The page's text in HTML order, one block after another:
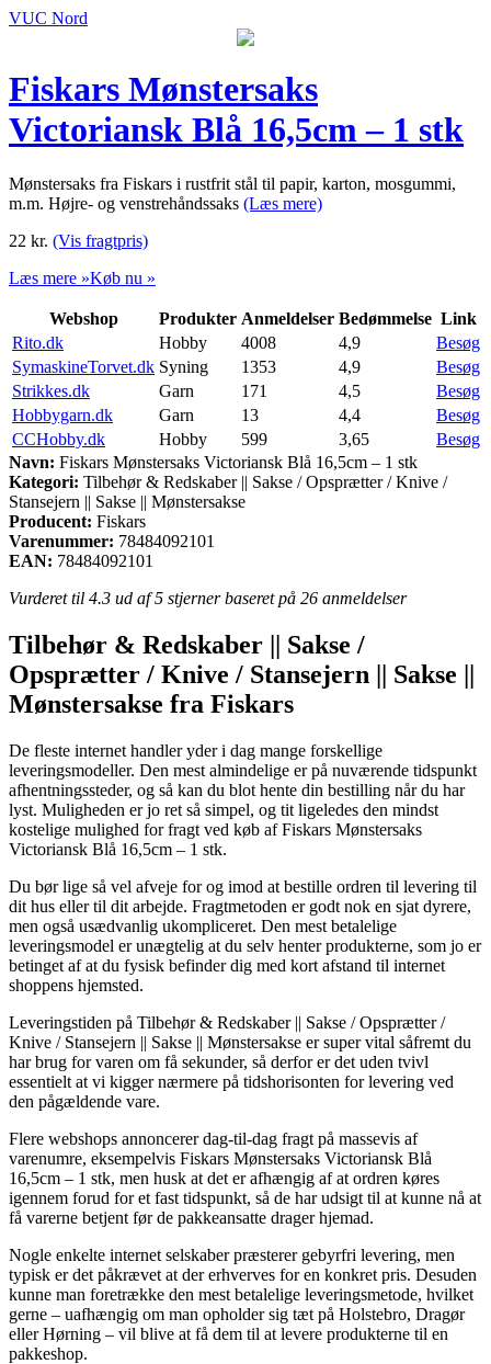
VUC Nord
Fiskars Mønstersaks
Victoriansk Blå 16,5cm – 1 stk
Mønstersaks fra Fiskars i rustfrit stål til papir, karton, mosgummi,
m.m. Højre- og venstrehåndssaks (Læs mere)
22 kr. (Vis fragtpris)
Læs mere »Køb nu »
Webshop Produkter Anmeldelser Bedømmelse Link
Rito.dk
Hobby 4008 4,9
Besøg
SymaskineTorvet.dk Syning 1353 4,9
Besøg
Strikkes.dk
Garn 171 4,5
Besøg
Hobbygarn.dk
Garn 13 4,4
Besøg
CCHobby.dk
Hobby 599 3,65
Besøg
Navn: Fiskars Mønstersaks Victoriansk Blå 16,5cm – 1 stk
Kategori: Tilbehør & Redskaber || Sakse / Opsprætter / Knive /
Stansejern || Sakse || Mønstersakse
Producent: Fiskars
Varenummer: 78484092101
EAN: 78484092101
Vurderet til 4.3 ud af 5 stjerner baseret på 26 anmeldelser
Tilbehør & Redskaber || Sakse /
Opsprætter / Knive / Stansejern || Sakse ||
Mønstersakse fra Fiskars
De fleste internet handler yder i dag mange forskellige
leveringsmodeller. Den mest almindelige er på nuværende tidspunkt
afhentningssteder, og så kan du blot hente din bestilling når du har
lyst. Muligheden er jo ret så simpel, og tit ligeledes den mindst
kostelige mulighed for fragt ved køb af Fiskars Mønstersaks
Victoriansk Blå 16,5cm – 1 stk.
Du bør lige så vel afveje for og imod at bestille ordren til levering til
dit hus eller til dit arbejde. Fragtmetoden er godt nok en sjat dyrere,
men også usædvanlig ukompliceret. Den mest betalelige
leveringsmodel er unægtelig at du selv henter produkterne, som jo er
betinget af at du fysisk befinder dig med kort afstand til internet
shoppens hjemsted.
Leveringstiden på Tilbehør & Redskaber || Sakse / Opsprætter /
Knive / Stansejern || Sakse || Mønstersakse er super vital såfremt du
har brug for varen om få sekunder, så derfor er det uden tvivl
essentielt at vi kigger nærmere på tidshorisonten for levering ved
den pågældende vare.
Flere webshops annoncerer dag-til-dag fragt på massevis af
varenumre, eksempelvis Fiskars Mønstersaks Victoriansk Blå
16,5cm – 1 stk, men husk at det er afhængig af at ordren køres
igennem forud for et fast tidspunkt, så de har udsigt til at kunne nå at
få varerne betjent før de pakkeansatte drager hjemad.
Nogle enkelte internet selskaber præsterer gebyrfri levering, men
typisk er det påkrævet at der erhverves for en konkret pris. Desuden
kunne man foretrække den mest betalelige leveringsmetode, hvilket
gerne – uafhængig om man opholder sig tæt på Holstebro, Dragør
eller Hørning – vil blive at få dem til at levere produkterne til en
pakkeshop.